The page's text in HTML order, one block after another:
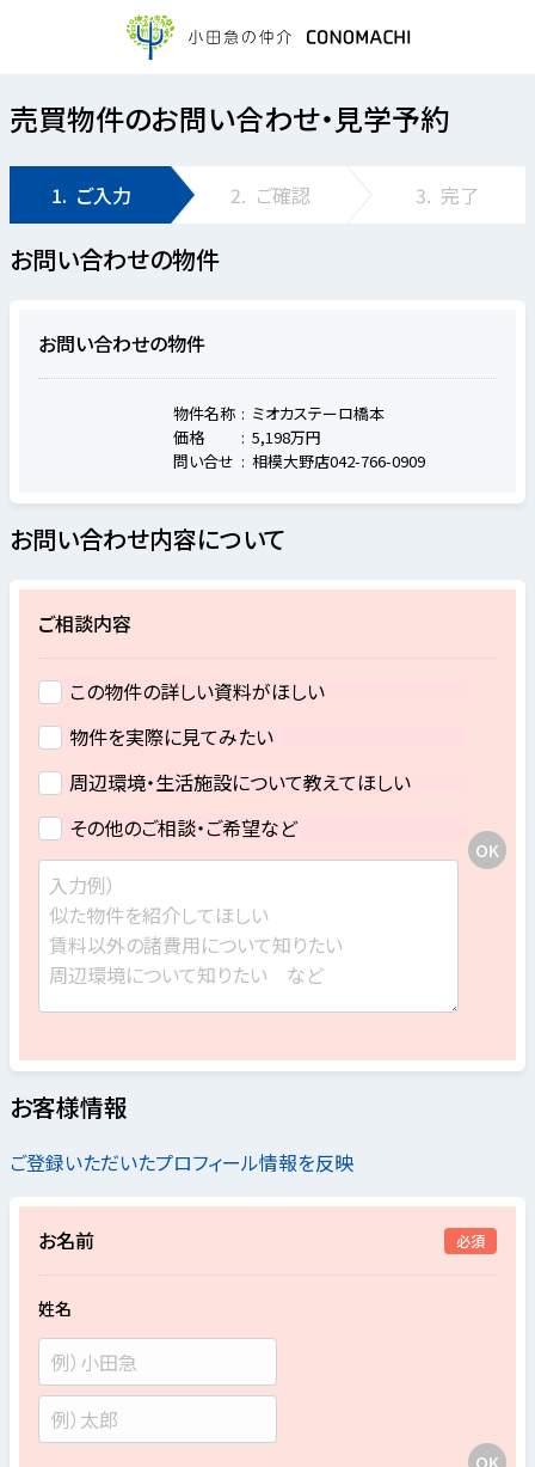
売買物件のお問い合わせ・見学予約
1. ご入力 2. ご確認 3. 完了
お問い合わせの物件
お問い合わせの物件
物件名称
ミオカステーロ橋本
価格
5,198万円
問い合せ
相模大野店042-766-0909
お問い合わせ内容について
ご相談内容
この物件の詳しい資料がほしい
物件を実際に見てみたい
周辺環境・生活施設について教えてほしい
その他のご相談・ご希望など
お客様情報
ご登録いただいたプロフィール情報を反映
お名前 必須
姓名